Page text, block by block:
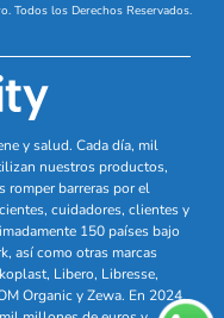
Todos los Derechos Reservados.
y salud. Cada día, mil
nuestros productos,
romper barreras por el
cuidadores, clientes y
150 países bajo
así como otras marcas
Libero, Libresse,
Organic y Zewa. En 2024,